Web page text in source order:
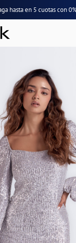
hasta en 5 cuotascon